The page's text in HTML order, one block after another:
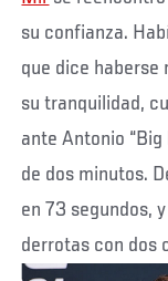
su confianza.
que dice haberse
su tranquilidad,
ante Antonio
de dos minutos.
en 73 segundos,
derrotas con dos